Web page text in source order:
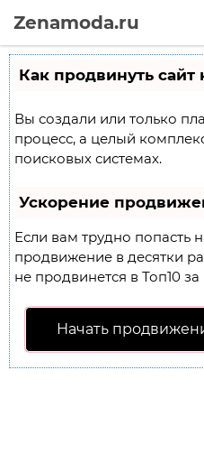
Zenamoda.ru
Как продвинуть сайт
Вы создали или только
процесс, а целый
поисковых системах.
Ускорение
Если вам трудно попасть
продвижение в десятки
не продвинется в Топ10 за
Начать